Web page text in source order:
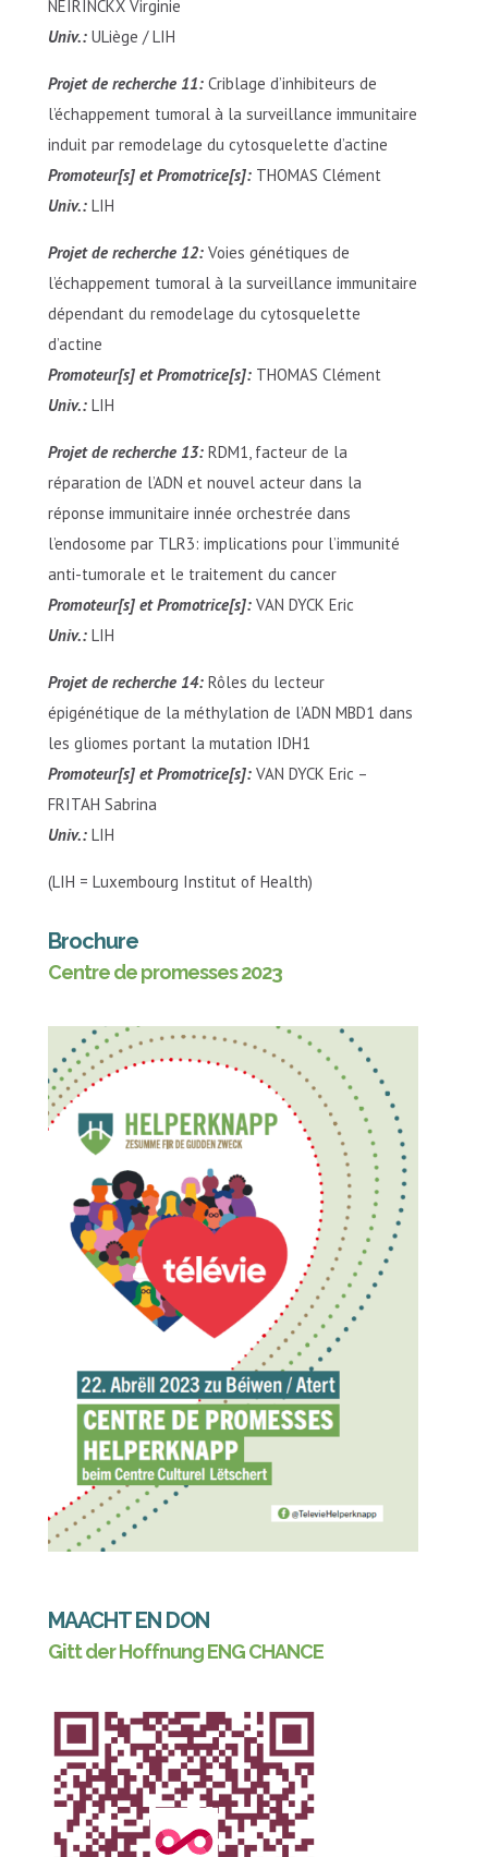
NEIRINCKX Virginie
Univ.:ULiège / LIH
Projet de recherche 11:Criblage d’inhibiteurs de
l’échappement tumoral à la surveillance immunitaire
induit par remodelage du cytosquelette d’actine
Promoteur[s] et Promotrice[s]: THOMAS Clément
Univ.:LIH
Projet de recherche 12:Voies génétiques de
l’échappement tumoral à la surveillance immunitaire
dépendant du remodelage du cytosquelette
d’actine
Promoteur[s] et Promotrice[s]: THOMAS Clément
Univ.:LIH
Projet de recherche 13:RDM1, facteur de la
réparation de l’ADN et nouvel acteur dans la
réponse immunitaire innée orchestrée dans
l’endosome par TLR3: implications pour l’immunité
anti-tumorale et le traitement du cancer
Promoteur[s] et Promotrice[s]: VAN DYCK Eric
Univ.:LIH
Projet de recherche 14:Rôles du lecteur
épigénétique de la méthylation de l’ADN MBD1 dans
les gliomes portant la mutation IDH1
Promoteur[s] et Promotrice[s]: VAN DYCK Eric –
FRITAH Sabrina
Univ.:LIH
(LIH = Luxembourg Institut of Health)
Brochure
Centre de promesses 2023
MAACHT EN DON
Gitt der Hoffnung ENG CHANCE